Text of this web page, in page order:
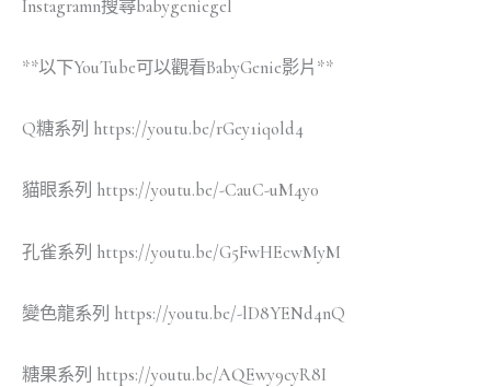
Instagramn搜尋babygeniegel
**以下YouTube可以觀看BabyGenie影片**
Q糖系列 https://youtu.be/rGey1iqold4
貓眼系列 https://youtu.be/-CauC-uM4y0
孔雀系列 https://youtu.be/G5FwHEcwMyM
變色龍系列 https://youtu.be/-lD8YENd4nQ
糖果系列 https://youtu.be/AQEwy9cyR8I